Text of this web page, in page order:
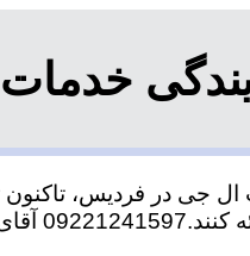
جی در فردیس، تاکنون
سعیدی